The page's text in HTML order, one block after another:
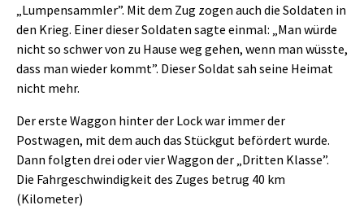
„Lumpensammler”. Mit dem Zug zogen auch die Soldaten in
den Krieg. Einer dieser Soldaten sagte einmal: „Man würde
nicht so schwer von zu Hause weg gehen, wenn man wüsste,
dass man wieder kommt”. Dieser Soldat sah seine Heimat
nicht mehr.
Der erste Waggon hinter der Lock war immer der
Postwagen, mit dem auch das Stückgut befördert wurde.
Dann folgten drei oder vier Waggon der „Dritten Klasse”.
Die Fahrgeschwindigkeit des Zuges betrug 40 km
(Kilometer)